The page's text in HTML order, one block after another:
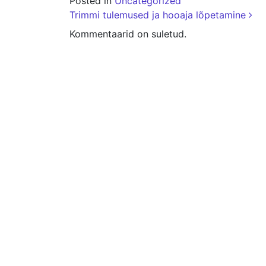
Postituse
Trimmi tulemused ja hooaja lõpetamine
Kommentaarid on suletud.